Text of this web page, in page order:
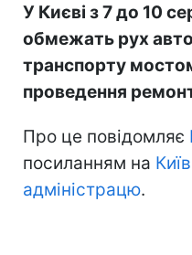
У Києві з 7 до 10
обмежать рух
транспорту
проведення
Про це повідомляє
посиланням на
адміністрацю.